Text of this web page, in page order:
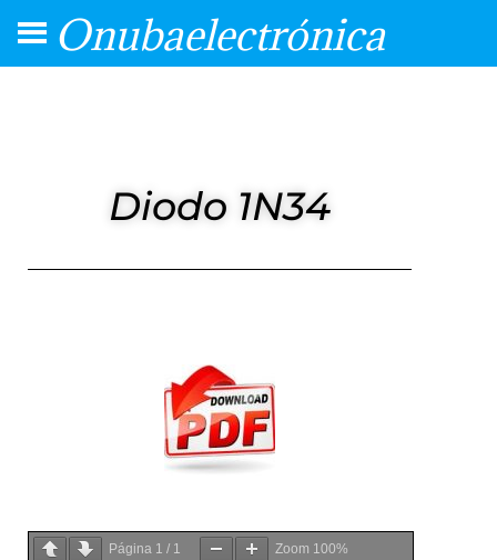
Onubaelectrónica
Diodo 1N34
Página 1 / 1 Zoom 100%